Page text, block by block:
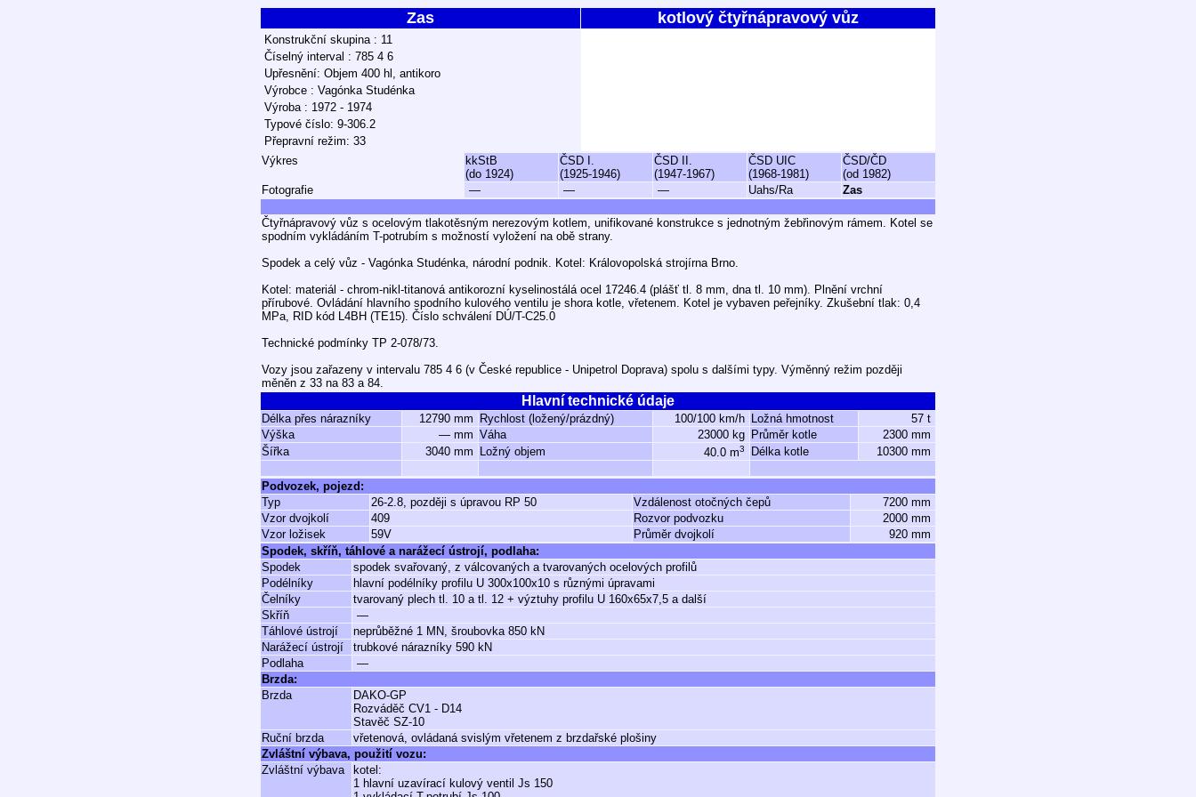
Zas kotlový čtyřnápravový vůz
Konstrukční skupina : 11
Číselný interval : 785 4 6
Upřesnění: Objem 400 hl, antikoro
Výrobce : Vagónka Studénka
Výroba : 1972 - 1974
Typové číslo: 9-306.2
Přepravní režim: 33
Výkres
kkStB
(do 1924)
ČSD I.
(1925-1946)
ČSD II.
(1947-1967)
ČSD UIC
(1968-1981)
ČSD/ČD
(od 1982)
Fotografie
— — — Uahs/Ra Zas
Čtyřnápravový vůz s ocelovým tlakotěsným nerezovým kotlem, unifikované konstrukce s jednotným žebřinovým rámem. Kotel se
spodním vykládáním T-potrubím s možností vyložení na obě strany.
Spodek a celý vůz - Vagónka Studénka, národní podnik. Kotel: Královopolská strojírna Brno.
Kotel: materiál - chrom-nikl-titanová antikorozní kyselinostálá ocel 17246.4 (plášť tl. 8 mm, dna tl. 10 mm). Plnění vrchní
přírubové. Ovládání hlavního spodního kulového ventilu je shora kotle, vřetenem. Kotel je vybaven peřejníky. Zkušební tlak: 0,4
MPa, RID kód L4BH (TE15). Číslo schválení DÚ/T-C25.0
Technické podmínky TP 2-078/73.
Vozy jsou zařazeny v intervalu 785 4 6 (v České republice - Unipetrol Doprava) spolu s dalšími typy. Výměnný režim později
měněn z 33 na 83 a 84.
Hlavní technické údaje
Délka přes nárazníky 12790 mm Rychlost (ložený/prázdný) 100/100 km/h Ložná hmotnost
57 t
Výška
— mm Váha 23000 kg Průměr kotle
2300 mm
Šířka
3040 mm Ložný objem 40.0 m3 Délka kotle 10300 mm
Podvozek, pojezd:
Typ
26-2.8, později s úpravou RP 50 Vzdálenost otočných čepů
7200 mm
Vzor dvojkolí
409 Rozvor podvozku
2000 mm
Vzor ložisek
59V Průměr dvojkolí
920 mm
Spodek, skříň, táhlové a narážecí ústrojí, podlaha:
Spodek
spodek svařovaný, z válcovaných a tvarovaných ocelových profilů
Podélníky
hlavní podélníky profilu U 300x100x10 s různými úpravami
Čelníky
tvarovaný plech tl. 10 a tl. 12 + výztuhy profilu U 160x65x7,5 a další
Skříň
—
Táhlové ústrojí
neprůběžné 1 MN, šroubovka 850 kN
Narážecí ústrojí
trubkové nárazníky 590 kN
Podlaha
—
Brzda:
Brzda
DAKO-GP
Rozváděč CV1 - D14
Stavěč SZ-10
Ruční brzda
vřetenová, ovládaná svislým vřetenem z brzdařské plošiny
Zvláštní výbava, použití vozu:
Zvláštní výbava
kotel:
1 hlavní uzavírací kulový ventil Js 150